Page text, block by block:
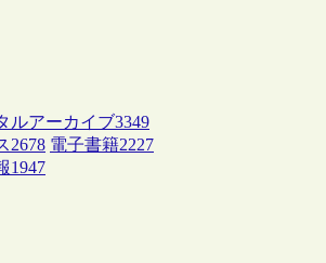
ルアーカイブ3349
2678 電子書籍2227
1947